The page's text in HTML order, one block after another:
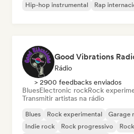
Hip-hop instrumental
Rap
Good Vibrations
Rádio
> 2900 feedbacks enviados
BluesElectronic rockRock
Transmitir artistas na rádio
Blues Rock experimental Garage
Indie rock
Rock progressivo